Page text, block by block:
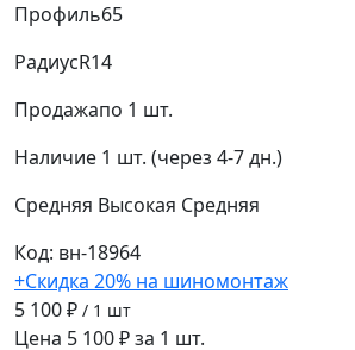
Профиль65
РадиусR14
Продажапо 1 шт.
Наличие 1 шт. (через 4-7 дн.)
Средняя Высокая Средняя
Код: вн-18964
+Скидка 20% на шиномонтаж
5 100 ₽ / 1 шт
Цена 5 100 ₽ за 1 шт.